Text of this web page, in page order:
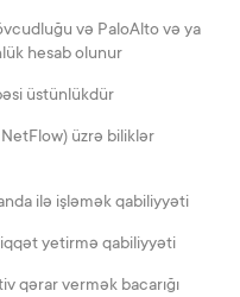
və PaloAlto və ya
hesab olunur
üstünlükdür
üzrə biliklər
ilə işləmək qabiliyyəti
yetirmə qabiliyyəti
qərar vermək bacarığı